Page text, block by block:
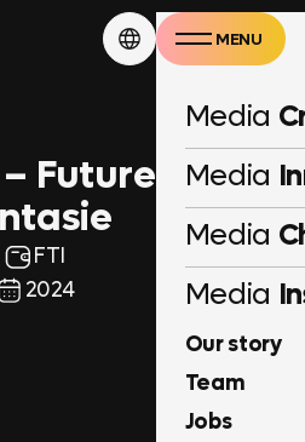
Media
Media
Media
Media
Our story
Team
Jobs
MENU
CLOSE
Future meets
FTI
2024